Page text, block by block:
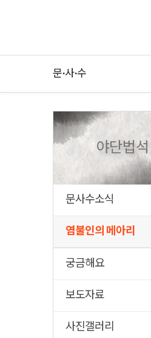
문·사·수
야단법석
문사수소식
염불인의 메아리
궁금해요
보도자료
사진갤러리